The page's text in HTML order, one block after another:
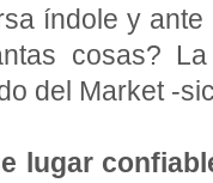
índole y
cosas?
del Market -
lugar